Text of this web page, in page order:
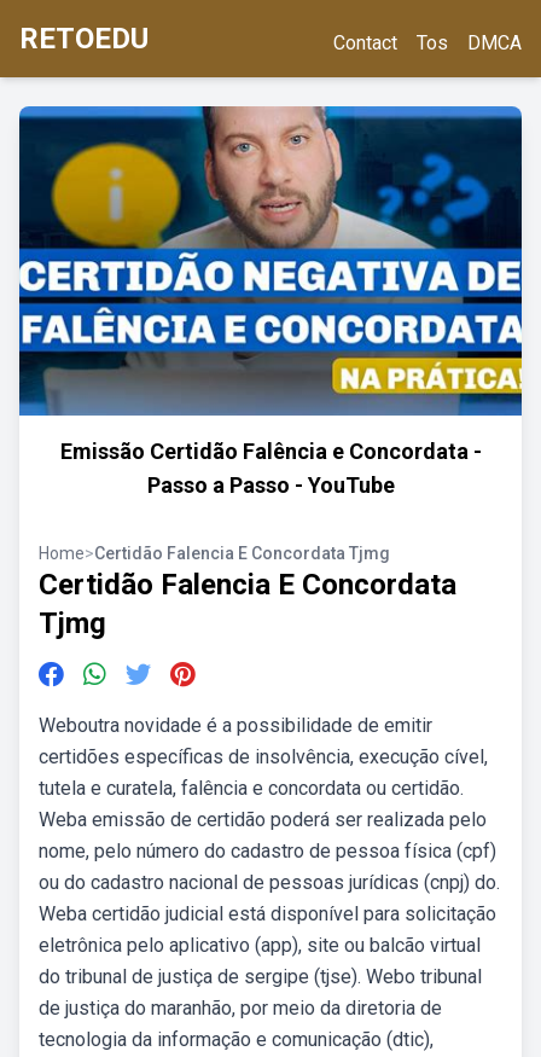
RETOEDU Contact Tos DMCA
Emissão Certidão Falência e Concordata -
Passo a Passo - YouTube
Home>Certidão Falencia E Concordata Tjmg
Certidão Falencia E Concordata
Tjmg
Weboutra novidade é a possibilidade de emitir
certidões específicas de insolvência, execução cível,
tutela e curatela, falência e concordata ou certidão.
Weba emissão de certidão poderá ser realizada pelo
nome, pelo número do cadastro de pessoa física (cpf)
ou do cadastro nacional de pessoas jurídicas (cnpj) do.
Weba certidão judicial está disponível para solicitação
eletrônica pelo aplicativo (app), site ou balcão virtual
do tribunal de justiça de sergipe (tjse). Webo tribunal
de justiça do maranhão, por meio da diretoria de
tecnologia da informação e comunicação (dtic),